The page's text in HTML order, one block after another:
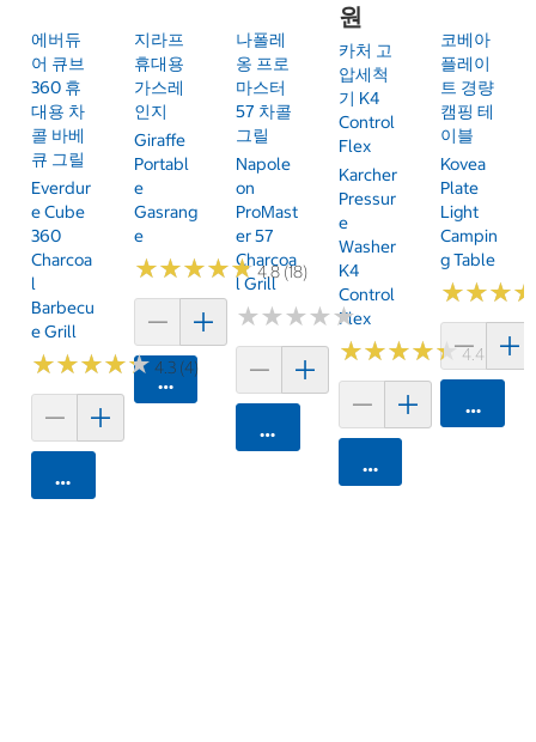
에버듀
어 큐브
360 휴
대용 차
콜 바베
큐 그릴
Everdur
E Cube
360
Charcoa
L
Barbecu
E Grill
★★★★★
★★★★★4.3 (4)
카트에 담기
지라프
휴대용
가스레
인지
Giraffe
Portabl
E
Gasrang
E
★★★★★
★★★★★4.8 (18)
카트에 담기
나폴레
옹 프로
마스터
57 차콜
그릴
Napole
On
ProMast
Er 57
Charcoa
L Grill
★★★★★
★★★★★
카트에 담기
원
카처 고
압세척
기 K4
Control
Flex
Karcher
Pressur
E
Washer
K4
Control
Flex
★★★★★
★★★★★4.4 (12)
카트에 담기
코베아
플레이
트 경량
캠핑 테
이블
Kovea
Plate
Light
Campin
G Table
★★★
★★★
카트에